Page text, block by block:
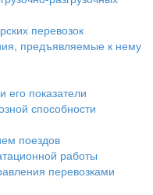
перевозок
предъявляемые к нему
его показатели
способности
поездов
работы
перевозками